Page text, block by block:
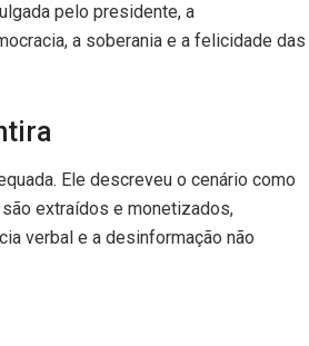
pelo presidente, a
a soberania e a felicidade das
Ele descreveu o cenário como
extraídos e monetizados,
verbal e a desinformação não